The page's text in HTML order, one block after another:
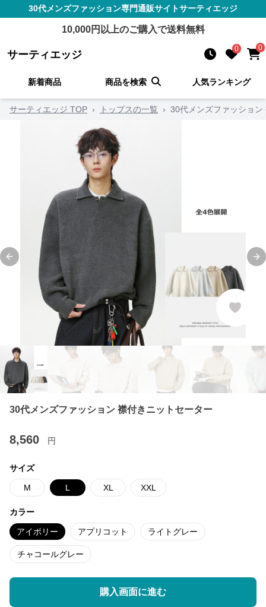
30代メンズファッション専門通販サイトサーティエッジ
10,000円以上のご購入で送料無料
サーティエッジ 0 0
新着商品 商品を検索 人気ランキング
サーティエッジ TOP › トップスの一覧 › 30代メンズファッショ
Previous slide
30代メンズファッション 襟付きニットセーター
8,560 円
サイズ
M L XL XXL
カラー
アイボリー アプリコット ライトグレー
チャコールグレー
購入画面に進む